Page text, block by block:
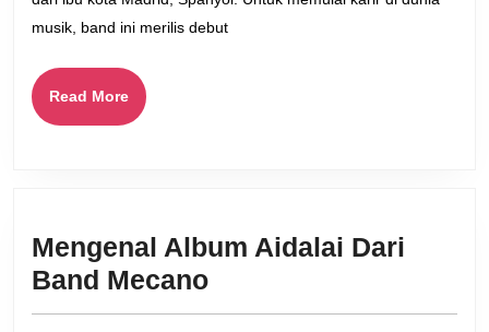
musik, band ini merilis debut
Read MoreRead
More
Mengenal Album Aidalai Dari
Band MecanoMengenal
Album